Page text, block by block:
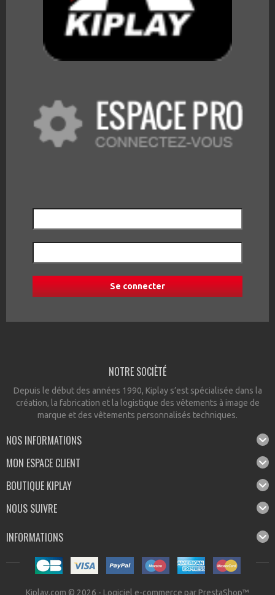
NOTRE SOCIÈTÉ
Depuis le début des années 1990, Kiplay s’est spécialisée dans la
création, la fabrication et la logistique des vêtements à image de
marque et des vêtements personnalisés techniques.
NOS INFORMATIONS
MON ESPACE CLIENT
BOUTIQUE KIPLAY
NOUS SUIVRE
INFORMATIONS
Kiplay.com © 2026 - Logiciel e-commerce par PrestaShop™